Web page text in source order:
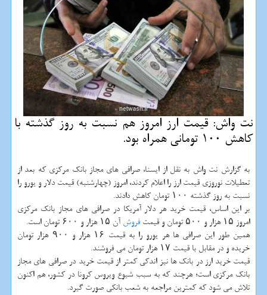
نت واش: قیمت ارز امروز هم نسبت به روز گذشته با
كاهش 100 تومانی همراه بود.
به گزارش نت واش به نقل از ایسنا، صرافی های مجاز بانك مركزی كه بعد از
تعطیلات نوروزی قیمت ارز را اعلام كردند، امروز (چهارشنبه) قیمت دلار و یورو را
نسبت به روز گذشته ۱۰۰ تومان كاهش دادند.
بر این اساس، قیمت خرید هر دلار آمریكا در صرافی های مجاز بانك مركزی
امروز ۱۵ هزار و ۵۰۰ تومان و قیمت
فروش آن ۱۵ هزار و ۶۰۰ تومان است.
همین طور این صرافی ها هر یورو را به قیمت ۱۶ هزار و ۹۰۰ هزار تومان
خریده و در مقابل با قیمت ۱۷ هزار تومان می فروشند.
قیمت خرید ارز در بانك ها نیز اندكی كمتر از قیمت خرید در صرافی های مجاز
بانك مركزی است؛ هرچند كه به سبب شیوع ویروس كرونا در كشور، هم اكنون
تلاش می شود كه كمترین مراجعه به شعب بانكی صورت گیرد.